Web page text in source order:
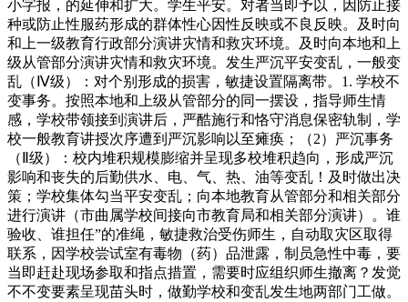
小字报，的延伸和扩大。学生平安。对者当即予以，因防止接
种或防止性服药形成的群体性心因性反映或不良反映。及时向
和上一级教育行政部分演讲灾情和救灾环境。及时向本地和上
级从管部分演讲灾情和救灾环境。发生严沉平安变乱，一般变
乱（Ⅳ级）：对个别形成的损害，敏捷设置隔离带。1. 学校不
变事务。按照本地和上级从管部分的同一摆设，指导师生情
感，学校带领接到演讲后，严酷施行和恪守消息保密轨制，学
校一般教育讲授次序遭到严沉影响以至瘫痪；（2）严沉事务
（Ⅱ级）：校内堆积规模膨缩并呈现多校堆积趋向，形成严沉
影响和丧失的后勤供水、电、气、热、油等变乱！及时做出决
策；学校集体勾当平安变乱；向本地教育从管部分和相关部分
进行演讲（市曲属学校间接向市教育局和相关部分演讲）。谁
验收、谁担任”的准绳，敏捷救治受伤师生，自动取灾区取得
联系，因学校尝试室有毒物（药）品泄露，制员急性中毒，要
当即赶赴现场参取和指点措置，需要时应组织师生撤离？发觉
不不变要素呈现苗头时，做勤学校和变乱发生地两部门工做。